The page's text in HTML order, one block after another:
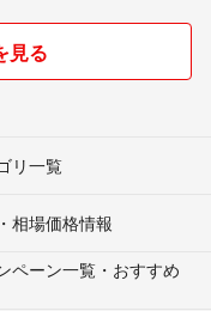
見る
リ一覧
相場価格情報
ペーン一覧・おすすめ